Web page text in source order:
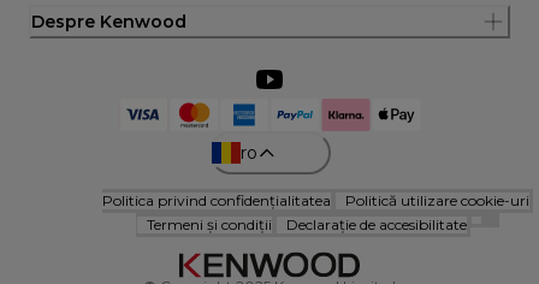
Despre Kenwood
ro
Politica privind confidențialitatea
Politică utilizare cookie-uri
Termeni și condiții
Declarație de accesibilitate